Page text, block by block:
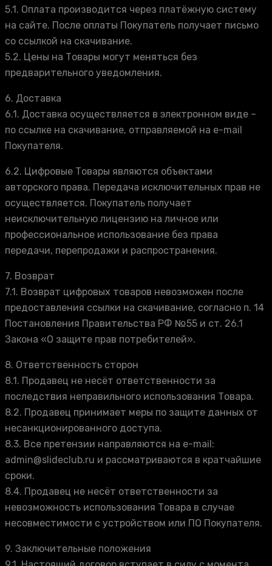
5.1. Оплата производится через платёжную систему
на сайте. После оплаты Покупатель получает письмо
со ссылкой на скачивание.
5.2. Цены на Товары могут меняться без
предварительного уведомления.
6. Доставка
6.1. Доставка осуществляется в электронном виде –
по ссылке на скачивание, отправляемой на e-mail
Покупателя.
6.2. Цифровые Товары являются объектами
авторского права. Передача исключительных прав не
осуществляется. Покупатель получает
неисключительную лицензию на личное или
профессиональное использование без права
передачи, перепродажи и распространения.
7. Возврат
7.1. Возврат цифровых товаров невозможен после
предоставления ссылки на скачивание, согласно п. 14
Постановления Правительства РФ №55 и ст. 26.1
Закона «О защите прав потребителей».
8. Ответственность сторон
8.1. Продавец не несёт ответственности за
последствия неправильного использования Товара.
8.2. Продавец принимает меры по защите данных от
несанкционированного доступа.
8.3. Все претензии направляются на e-mail:
admin@slideclub.ru и рассматриваются в кратчайшие
сроки.
8.4. Продавец не несёт ответственности за
невозможность использования Товара в случае
несовместимости с устройством или ПО Покупателя.
9. Заключительные положения